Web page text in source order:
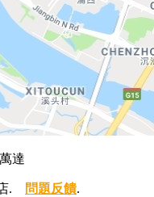
達
. 問題反饋.